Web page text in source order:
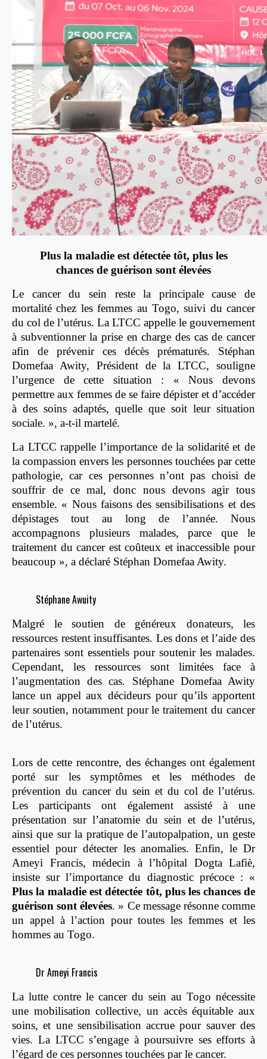
Plus la maladie est détectée tôt, plus les
chances de guérison sont élevées
Le cancer du sein reste la principale cause de
mortalité chez les femmes au Togo, suivi du cancer
du col de l’utérus. La LTCC appelle le gouvernement
à subventionner la prise en charge des cas de cancer
afin de prévenir ces décès prématurés. Stéphan
Domefaa Awity, Président de la LTCC, souligne
l’urgence de cette situation : « Nous devons
permettre aux femmes de se faire dépister et d’accéder
à des soins adaptés, quelle que soit leur situation
sociale. », a-t-il martelé.
La LTCC rappelle l’importance de la solidarité et de
la compassion envers les personnes touchées par cette
pathologie, car ces personnes n’ont pas choisi de
souffrir de ce mal, donc nous devons agir tous
ensemble. « Nous faisons des sensibilisations et des
dépistages tout au long de l’année. Nous
accompagnons plusieurs malades, parce que le
traitement du cancer est coûteux et inaccessible pour
beaucoup », a déclaré Stéphan Domefaa Awity.
Stéphane Awuity
Malgré le soutien de généreux donateurs, les
ressources restent insuffisantes. Les dons et l’aide des
partenaires sont essentiels pour soutenir les malades.
Cependant, les ressources sont limitées face à
l’augmentation des cas. Stéphane Domefaa Awity
lance un appel aux décideurs pour qu’ils apportent
leur soutien, notamment pour le traitement du cancer
de l’utérus.
Lors de cette rencontre, des échanges ont également
porté sur les symptômes et les méthodes de
prévention du cancer du sein et du col de l’utérus.
Les participants ont également assisté à une
présentation sur l’anatomie du sein et de l’utérus,
ainsi que sur la pratique de l’autopalpation, un geste
essentiel pour détecter les anomalies.Enfin, le Dr
Ameyi Francis, médecin à l’hôpital Dogta Lafiè,
insiste sur l’importance du diagnostic précoce : «
Plus la maladie est détectée tôt, plus les chances de
guérison sont élevées. » Ce message résonne comme
un appel à l’action pour toutes les femmes et les
hommes au Togo.
Dr Ameyi Francis
La lutte contre le cancer du sein au Togo nécessite
une mobilisation collective, un accès équitable aux
soins, et une sensibilisation accrue pour sauver des
vies. La LTCC s’engage à poursuivre ses efforts à
l’égard de ces personnes touchées par le cancer.